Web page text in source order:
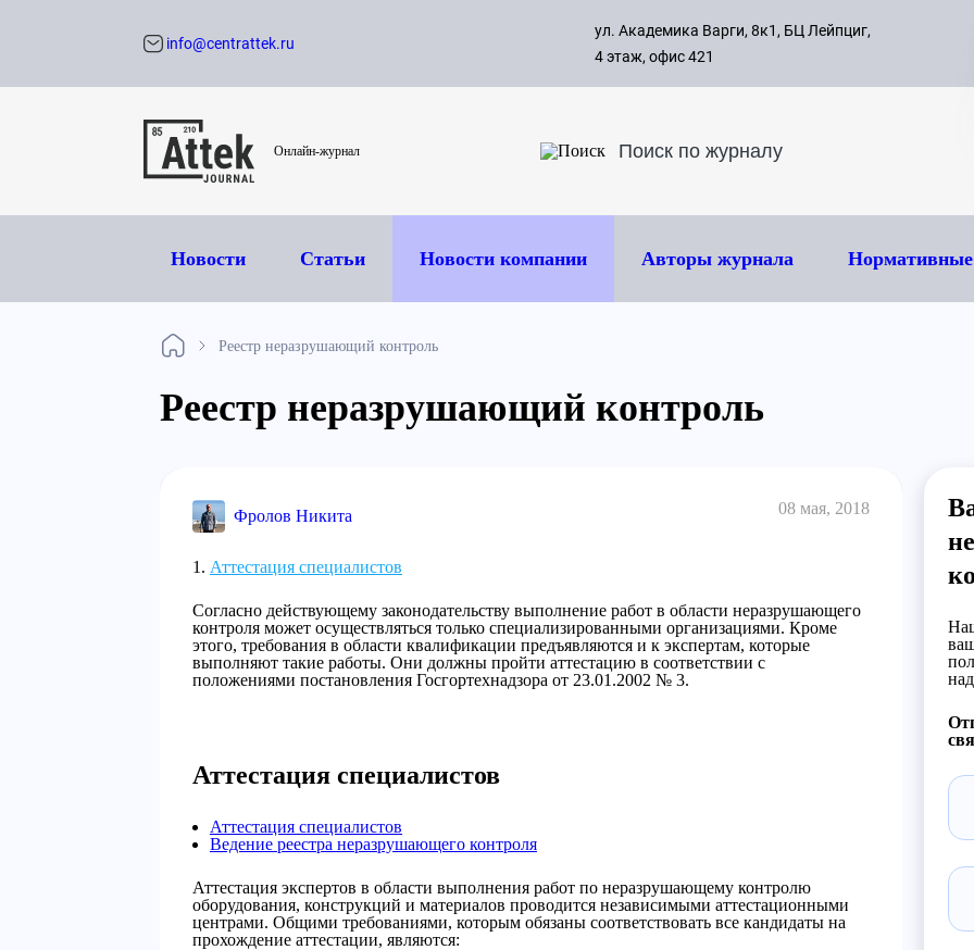
с 09:00
8 495
info@centrattek.ru
ул. Академика Варги, 8к1, БЦ Лейпциг,
4 этаж, офис 421
Онлайн-журнал
Новости Статьи Новости компании Авторы журнала
Реестр неразрушающий контроль
Реестр неразрушающий контроль
Фролов Никита 08 мая, 2018
Аттестация специалистов
Согласно действующему законодательству выполнение работ в области неразрушающего
контроля может осуществляться только специализированными организациями. Кроме
этого, требования в области квалификации предъявляются и к экспертам, которые
выполняют такие работы. Они должны пройти аттестацию в соответствии с
положениями постановления Госгортехнадзора от 23.01.2002 № 3.
Аттестация специалистов
Аттестация специалистов
Ведение реестра неразрушающего контроля
Аттестация экспертов в области выполнения работ по неразрушающему контролю
оборудования, конструкций и материалов проводится независимыми аттестационными
центрами. Общими требованиями, которым обязаны соответствовать все кандидаты на
прохождение аттестации, являются: